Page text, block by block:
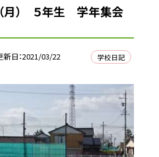
（月） ５年生 学年集会
新日 2021/03/22 学校日記